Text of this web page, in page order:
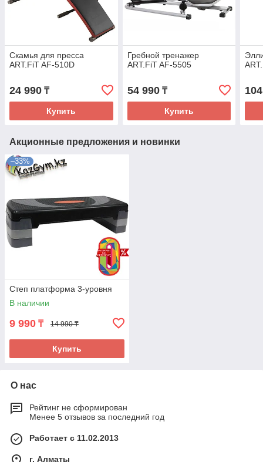
Скамья для пресса
ART.FiT AF-510D
24 990 ₸
Купить
Гребной тренажер
ART.FiT AF-5505
54 990₸
Купить
Акционные предложения и новинки
–33%
Степ платформа 3-уровня
В наличии
9 990 ₸ 14 990 ₸
Купить
О нас
Рейтинг не сформирован
Менее 5 отзывов за последний год
Работает с 11.02.2013
г. Алматы